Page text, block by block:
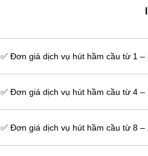
✅ Đơn giá dịch vụ hút hầm cầu từ 1 –
✅ Đơn giá dịch vụ hút hầm cầu từ 4 –
✅ Đơn giá dịch vụ hút hầm cầu từ 8 –